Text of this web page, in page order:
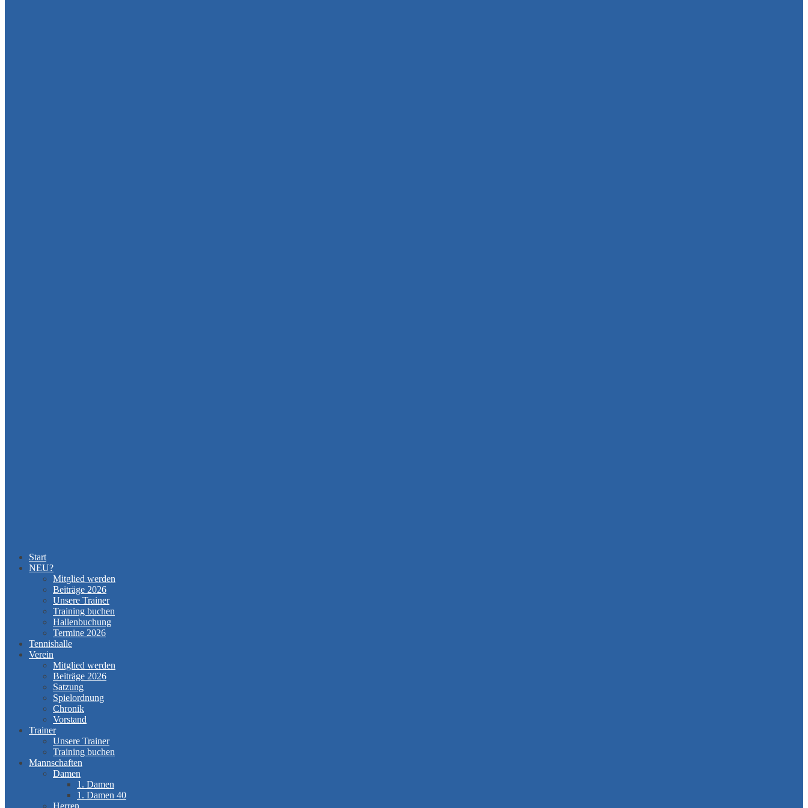
Start
NEU?
Mitglied werden
Beiträge 2026
Unsere Trainer
Training buchen
Hallenbuchung
Termine 2026
Tennishalle
Verein
Mitglied werden
Beiträge 2026
Satzung
Spielordnung
Chronik
Vorstand
Trainer
Unsere Trainer
Training buchen
Mannschaften
Damen
1. Damen
1. Damen 40
Herren